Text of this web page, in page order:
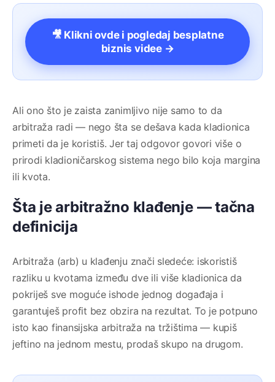
🎥 Klikni ovde i pogledaj besplatne
biznis videe →
Ali ono što je zaista zanimljivo nije samo to da
arbitraža radi — nego šta se dešava kada kladionica
primeti da je koristiš. Jer taj odgovor govori više o
prirodi kladioničarskog sistema nego bilo koja margina
ili kvota.
Šta je arbitražno klađenje — tačna
definicija
Arbitraža (arb) u klađenju znači sledeće: iskoristiš
razliku u kvotama između dve ili više kladionica da
pokriješ sve moguće ishode jednog događaja i
garantuješ profit bez obzira na rezultat. To je potpuno
isto kao finansijska arbitraža na tržištima — kupiš
jeftino na jednom mestu, prodaš skupo na drugom.